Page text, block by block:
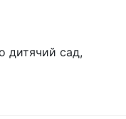
дитячий сад,